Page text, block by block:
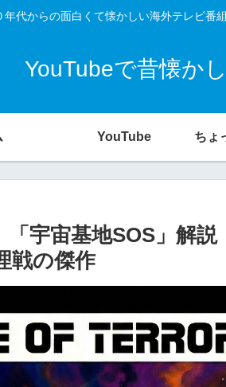
年代からの面白くて懐かしい海外テレビ番
YouTubeで昔懐か
YouTube
「宇宙基地SOS」解
戦の傑作